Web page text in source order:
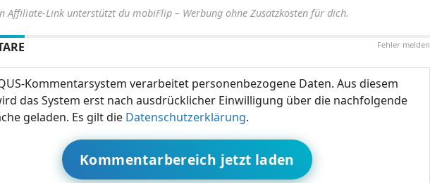
Affiliate-Link unterstützt du mobiFlip – Werbung ohne Zusatzkosten für dich.
Fehler melden
Kommentarsystem verarbeitet personenbezogene Daten. Aus diesem
das System erst nach ausdrücklicher Einwilligung über die nachfolgende
geladen. Es gilt die Datenschutzerklärung.
Kommentarbereich jetzt laden